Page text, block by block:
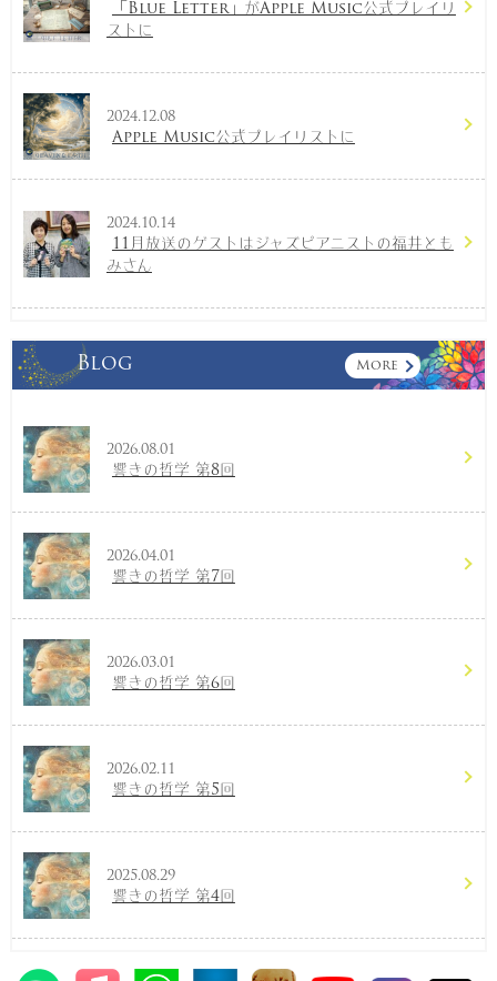
「Blue Letter」がApple Music公式プレイリ
ストに
2024.12.08
Apple Music公式プレイリストに
2024.10.14
11月放送のゲストはジャズピアニストの福井とも
みさん
Blog More
2026.08.01
響きの哲学 第8回
2026.04.01
響きの哲学 第7回
2026.03.01
響きの哲学 第6回
2026.02.11
響きの哲学 第5回
2025.08.29
響きの哲学 第4回